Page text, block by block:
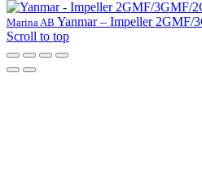
Marina AB Yanmar – Impeller
Scroll to top